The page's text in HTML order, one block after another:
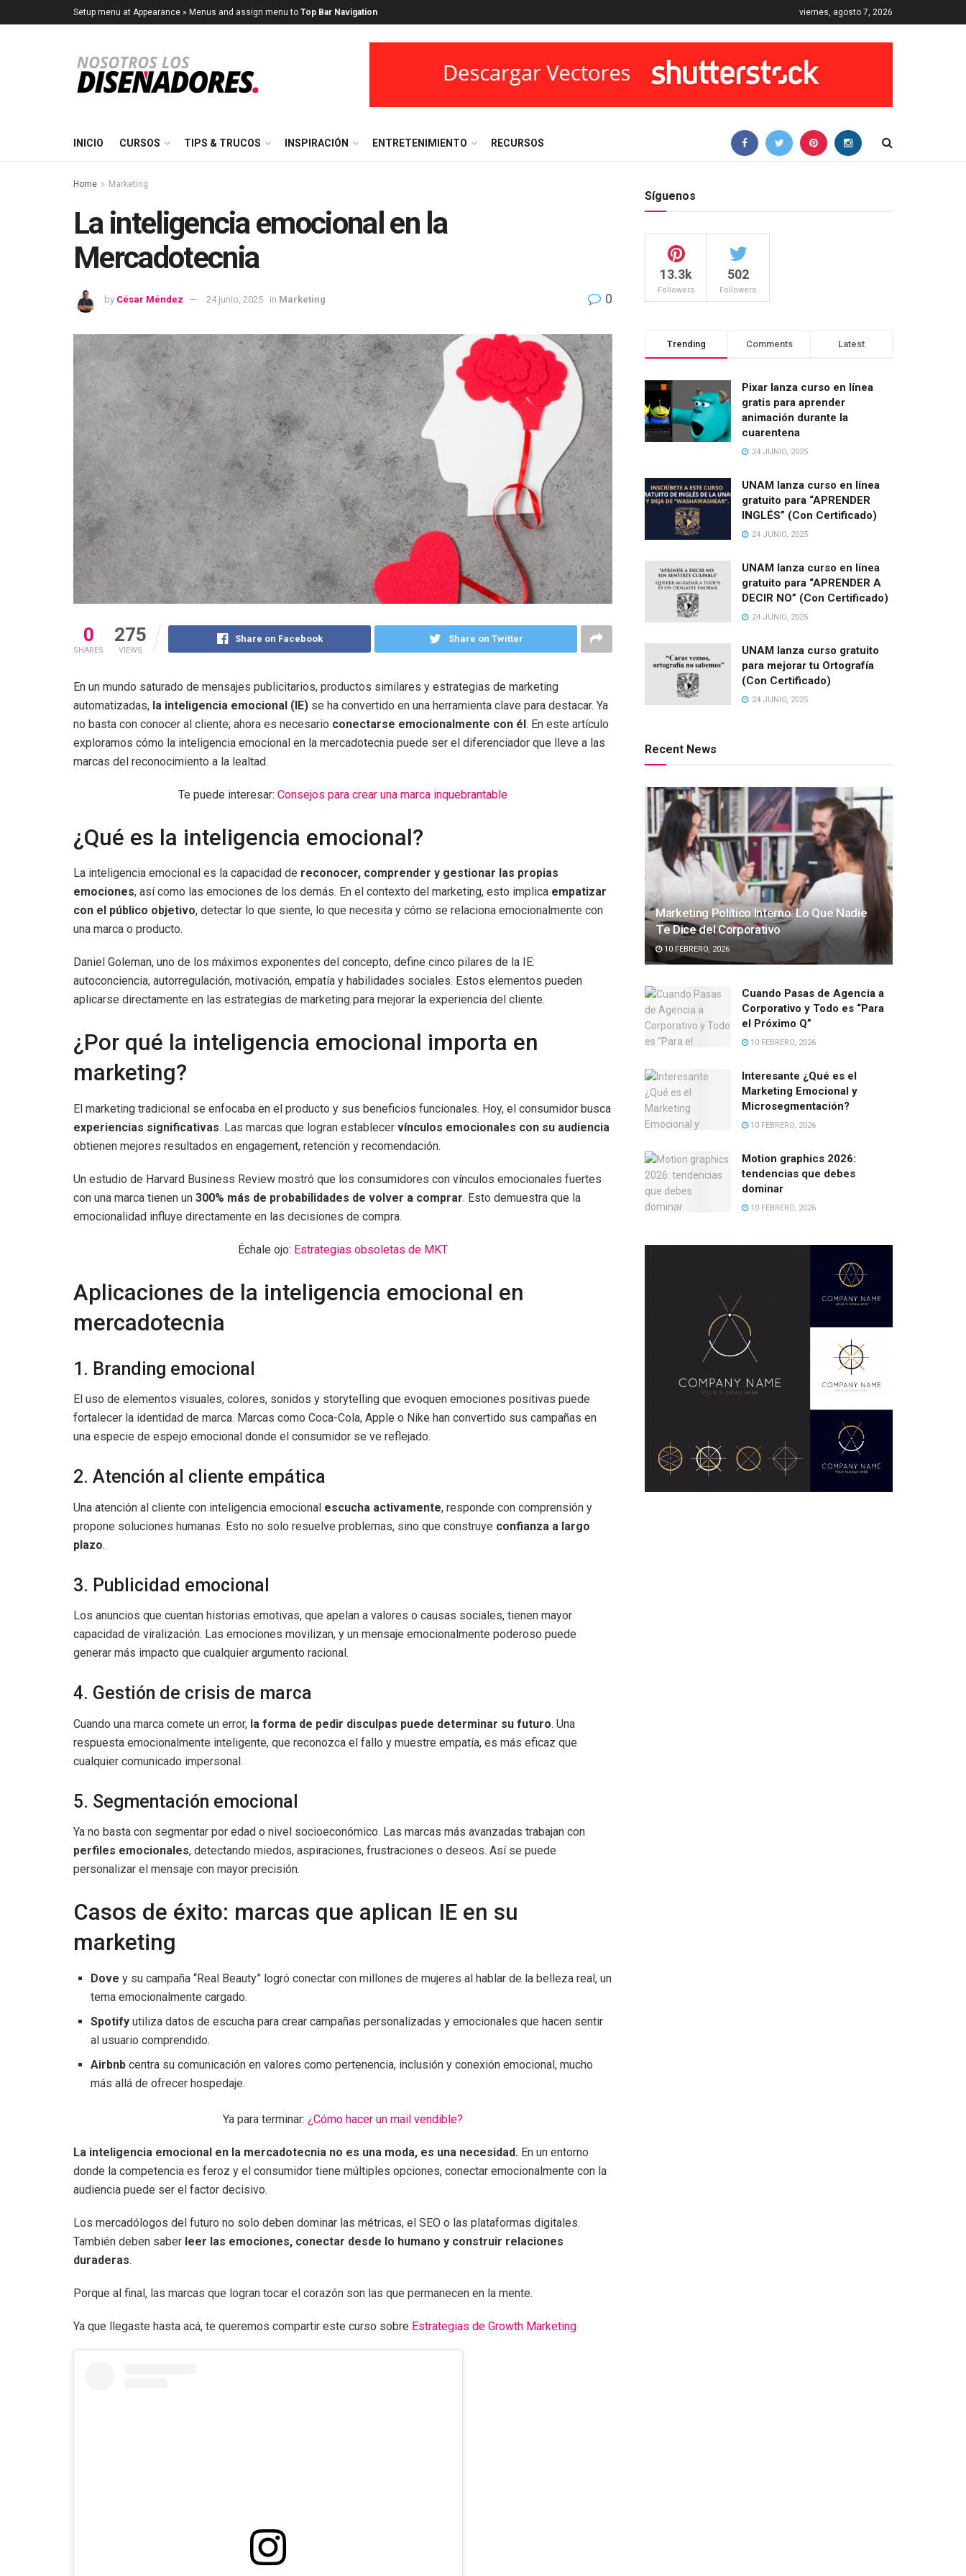
Setup menu at Appearance » Menus and assign menu to Top Bar Navigation viernes, agosto 7, 2026
INICIO CURSOS TIPS & TRUCOS INSPIRACIÓN ENTRETENIMIENTO RECURSOS
Home Marketing
La inteligencia emocional en la
Mercadotecnia
by César Méndez 24 junio, 2025 in Marketing 0
0
SHARES
275
VIEWS
Share on Facebook Share on Twitter
En un mundo saturado de mensajes publicitarios, productos similares y estrategias de marketing
automatizadas, la inteligencia emocional (IE) se ha convertido en una herramienta clave para destacar. Ya
no basta con conocer al cliente; ahora es necesario conectarse emocionalmente con él. En este artículo
exploramos cómo la inteligencia emocional en la mercadotecnia puede ser el diferenciador que lleve a las
marcas del reconocimiento a la lealtad.
Te puede interesar: Consejos para crear una marca inquebrantable
¿Qué es la inteligencia emocional?
La inteligencia emocional es la capacidad de reconocer, comprender y gestionar las propias
emociones, así como las emociones de los demás. En el contexto del marketing, esto implica empatizar
con el público objetivo, detectar lo que siente, lo que necesita y cómo se relaciona emocionalmente con
una marca o producto.
Daniel Goleman, uno de los máximos exponentes del concepto, define cinco pilares de la IE:
autoconciencia, autorregulación, motivación, empatía y habilidades sociales. Estos elementos pueden
aplicarse directamente en las estrategias de marketing para mejorar la experiencia del cliente.
¿Por qué la inteligencia emocional importa en
marketing?
El marketing tradicional se enfocaba en el producto y sus beneficios funcionales. Hoy, el consumidor busca
experiencias significativas. Las marcas que logran establecer vínculos emocionales con su audiencia
obtienen mejores resultados en engagement, retención y recomendación.
Un estudio de Harvard Business Review mostró que los consumidores con vínculos emocionales fuertes
con una marca tienen un 300% más de probabilidades de volver a comprar. Esto demuestra que la
emocionalidad influye directamente en las decisiones de compra.
Échale ojo: Estrategias obsoletas de MKT
Aplicaciones de la inteligencia emocional en
mercadotecnia
1. Branding emocional
El uso de elementos visuales, colores, sonidos y storytelling que evoquen emociones positivas puede
fortalecer la identidad de marca. Marcas como Coca-Cola, Apple o Nike han convertido sus campañas en
una especie de espejo emocional donde el consumidor se ve reflejado.
2. Atención al cliente empática
Una atención al cliente con inteligencia emocional escucha activamente, responde con comprensión y
propone soluciones humanas. Esto no solo resuelve problemas, sino que construye confianza a largo
plazo.
3. Publicidad emocional
Los anuncios que cuentan historias emotivas, que apelan a valores o causas sociales, tienen mayor
capacidad de viralización. Las emociones movilizan, y un mensaje emocionalmente poderoso puede
generar más impacto que cualquier argumento racional.
4. Gestión de crisis de marca
Cuando una marca comete un error, la forma de pedir disculpas puede determinar su futuro. Una
respuesta emocionalmente inteligente, que reconozca el fallo y muestre empatía, es más eficaz que
cualquier comunicado impersonal.
5. Segmentación emocional
Ya no basta con segmentar por edad o nivel socioeconómico. Las marcas más avanzadas trabajan con
perfiles emocionales, detectando miedos, aspiraciones, frustraciones o deseos. Así se puede
personalizar el mensaje con mayor precisión.
Casos de éxito: marcas que aplican IE en su
marketing
Dove y su campaña “Real Beauty” logró conectar con millones de mujeres al hablar de la belleza real, un
tema emocionalmente cargado.
Spotify utiliza datos de escucha para crear campañas personalizadas y emocionales que hacen sentir
al usuario comprendido.
Airbnb centra su comunicación en valores como pertenencia, inclusión y conexión emocional, mucho
más allá de ofrecer hospedaje.
Ya para terminar: ¿Cómo hacer un mail vendible?
La inteligencia emocional en la mercadotecnia no es una moda, es una necesidad. En un entorno
donde la competencia es feroz y el consumidor tiene múltiples opciones, conectar emocionalmente con la
audiencia puede ser el factor decisivo.
Los mercadólogos del futuro no solo deben dominar las métricas, el SEO o las plataformas digitales.
También deben saber leer las emociones, conectar desde lo humano y construir relaciones
duraderas.
Porque al final, las marcas que logran tocar el corazón son las que permanecen en la mente.
Ya que llegaste hasta acá, te queremos compartir este curso sobre Estrategias de Growth Marketing
Síguenos
13.3k
Followers
502
Followers
Trending Comments Latest
Pixar lanza curso en línea
gratis para aprender
animación durante la
cuarentena
24 JUNIO, 2025
UNAM lanza curso en línea
gratuito para “APRENDER
INGLÉS” (Con Certificado)
24 JUNIO, 2025
UNAM lanza curso en línea
gratuito para “APRENDER A
DECIR NO” (Con Certificado)
24 JUNIO, 2025
UNAM lanza curso gratuito
para mejorar tu Ortografía
(Con Certificado)
24 JUNIO, 2025
Recent News
Marketing Político Interno: Lo Que Nadie
Te Dice del Corporativo
10 FEBRERO, 2026
Cuando Pasas de Agencia a
Corporativo y Todo es “Para
el Próximo Q”
10 FEBRERO, 2026
Interesante ¿Qué es el
Marketing Emocional y
Microsegmentación?
10 FEBRERO, 2026
Motion graphics 2026:
tendencias que debes
dominar
10 FEBRERO, 2026